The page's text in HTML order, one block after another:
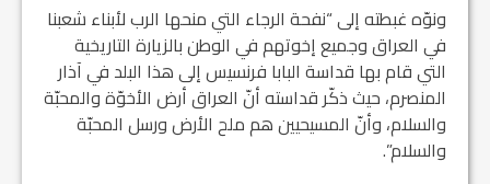
ونوّه غبطته إلى “نفحة الرجاء التي منحها الرب لأبناء شعبنا
في العراق وجميع إخوتهم في الوطن بالزيارة التاريخية
التي قام بها قداسة البابا فرنسيس إلى هذا البلد في آذار
المنصرم، حيث ذكّر قداسته أنّ العراق أرض الأخوّة والمحبّة
والسلام، وأنّ المسيحيين هم ملح الأرض ورسل المحبّة
والسلام”.